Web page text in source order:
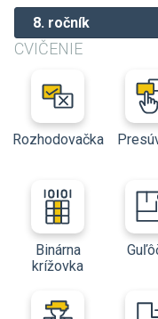
CVIČENIE
Rozhodovačka
Binárna
krížovka